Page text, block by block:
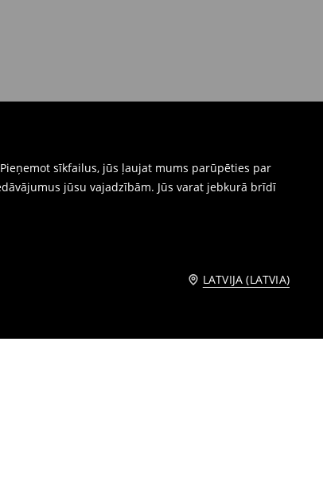
sīkfailus, jūs ļaujat mums parūpēties par
jūsu vajadzībām. Jūs varat jebkurā brīdī
LATVIJA (LATVIA)